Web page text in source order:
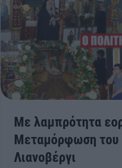
Με λαμπρότητα
Μεταμόρφωση του
Λιανοβέργι